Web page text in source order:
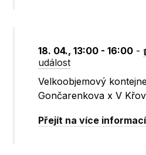
18. 04., 13:00 - 16:00 -
událost
Velkoobjemový
Gončarenkova x V
Přejít na více informací